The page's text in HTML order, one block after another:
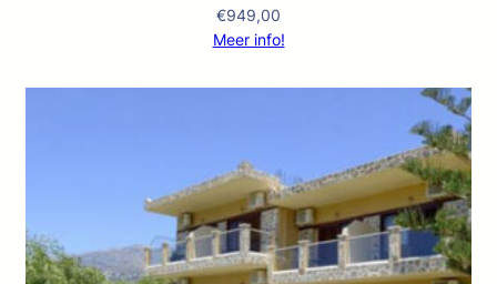
€949,00
Meer info!